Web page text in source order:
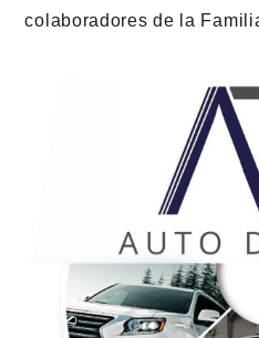
colaboradores de la